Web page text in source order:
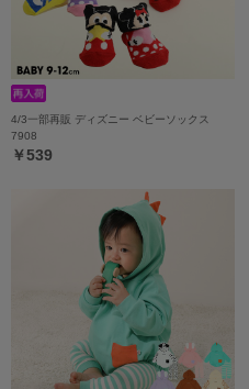
4/3一部再販 ディズニー ベビーソックス
7908
￥539